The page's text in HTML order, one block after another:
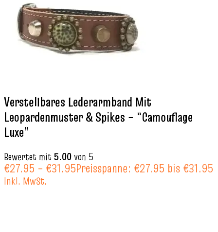
Verstellbares Lederarmband Mit
Leopardenmuster & Spikes – “Camouflage
Luxe”
Bewertet mit5.00von 5
€27.95 – €31.95Preisspanne: €27.95 bis €31.95
Inkl. MwSt.